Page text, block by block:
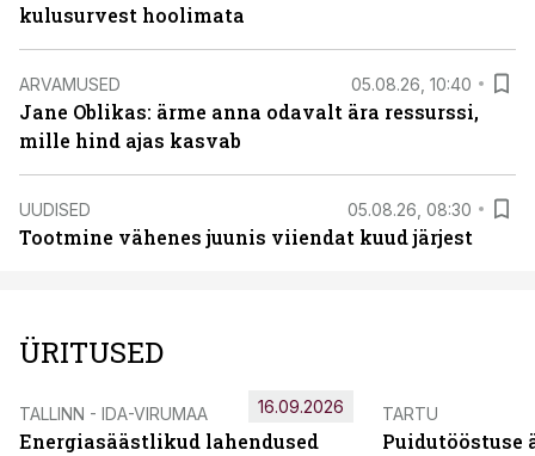
kulusurvest hoolimata
ARVAMUSED 05.08.26, 10:40
Jane Oblikas: ärme anna odavalt ära ressurssi,
mille hind ajas kasvab
UUDISED 05.08.26, 08:30
Tootmine vähenes juunis viiendat kuud järjest
ÜRITUSED
TALLINN - IDA-VIRUMAA
Energiasäästlikud lahendused
16.09.2026 TARTU
Puidutööstuse